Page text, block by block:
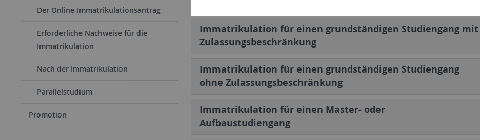
Der Online-Immatrikulationsantrag
Erforderliche Nachweise für die
Immatrikulation
Nach der Immatrikulation
Parallelstudium
Promotion
Immatrikulation für einen grundständigen Studiengang mit
Zulassungsbeschränkung
Immatrikulation für einen grundständigen Studiengang
ohne Zulassungsbeschränkung
Immatrikulation für einen Master- oder
Aufbaustudiengang